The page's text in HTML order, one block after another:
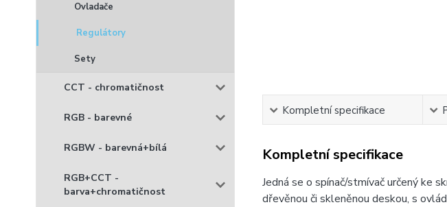
Ovladače
Regulátory
Sety
CCT - chromatičnost
RGB - barevné
RGBW - barevná+bílá
RGB+CCT -
barva+chromatičnost
Kompletní specifikace
Kompletní specifikace
Jedná se o spínač/stmívač určený ke
dřevěnou či skleněnou deskou, s